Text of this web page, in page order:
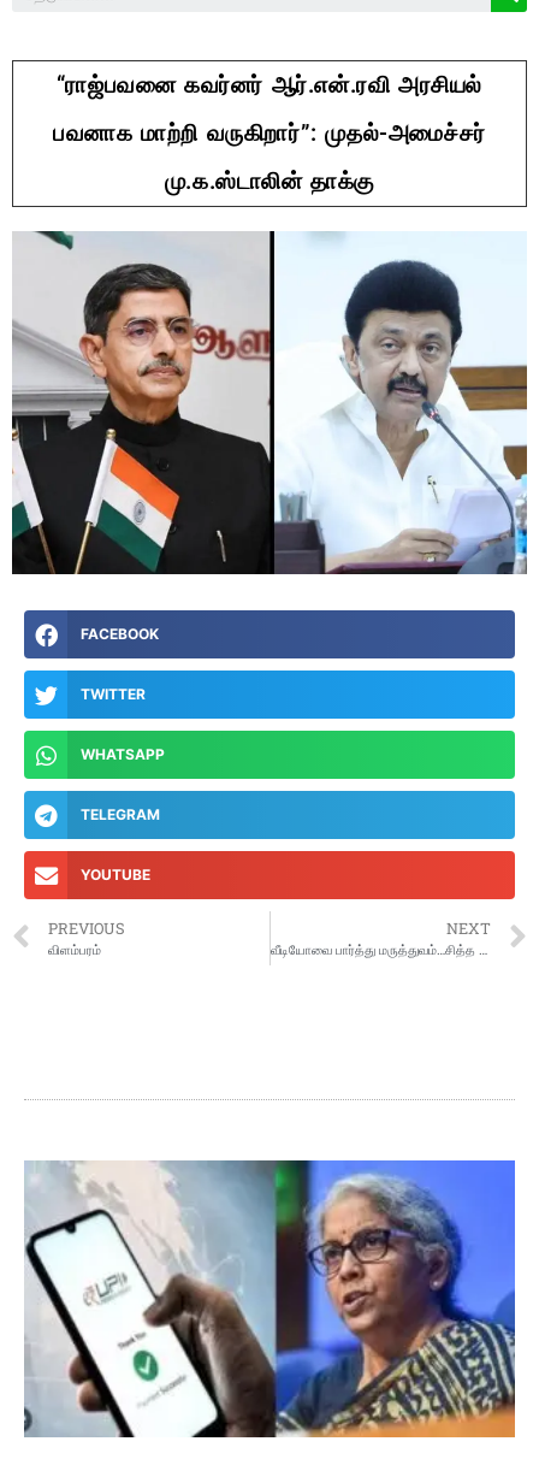
“ராஜ்பவனை கவர்னர் ஆர்.என்.ரவி அரசியல்
பவனாக மாற்றி வருகிறார்”: முதல்-அமைச்சர்
மு.க.ஸ்டாலின் தாக்கு
FACEBOOK
TWITTER
WHATSAPP
TELEGRAM
YOUTUBE
PREVIOUS
விளம்பரம்
NEXT
வீடியோவை பார்த்து மருத்துவம்…சித்த மருத்துவர் ஷர்மிகா மீது மேலும் 2 புகார்